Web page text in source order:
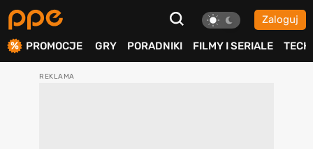
Zaloguj
PROMOCJE GRY PORADNIKI FILMY I SERIALE TECH